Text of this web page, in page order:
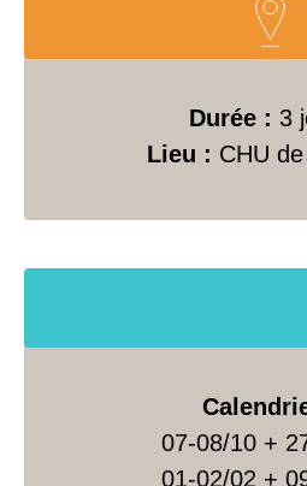
Durée : 3
Lieu : CHU
07-08/10 +
01-02/02 +